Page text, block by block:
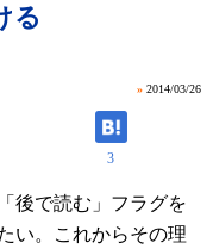
る
» 2014/03/26
3
後で読む」フラグを
い。これからその理